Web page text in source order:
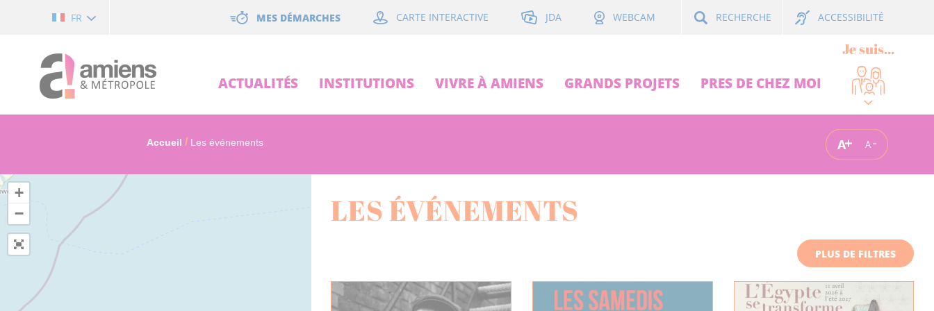
FR MES DÉMARCHES CARTE INTERACTIVE JDA WEBCAM RECHERCHE ACCESSIBILITÉ
ACTUALITÉS INSTITUTIONS VIVRE À AMIENS GRANDS PROJETS PRES DE CHEZ MOI
Je suis...
Accueil Les événements A A
+
−
LES ÉVÉNEMENTS
PLUS DE FILTRES